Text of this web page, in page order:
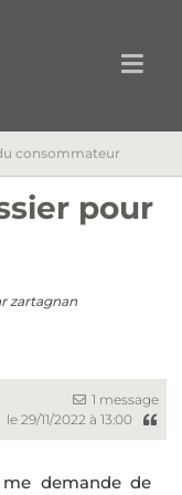
consommateur
pour
zartagnan
1 message
le 29/11/2022 à 13:00
demande de